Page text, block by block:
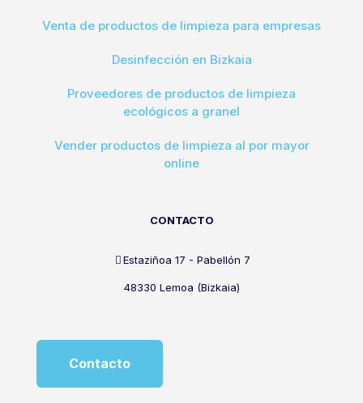
Venta de productos de limpieza para empresas
Desinfección en Bizkaia
Proveedores de productos de limpieza
ecológicos a granel
Vender productos de limpieza al por mayor
online
CONTACTO
Estaziñoa 17 - Pabellón 7
48330 Lemoa (Bizkaia)
Contacto